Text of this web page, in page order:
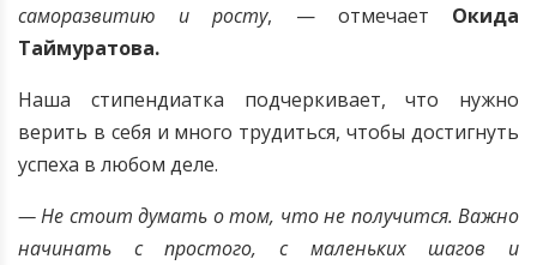
саморазвитию и росту, — отмечает Окида
Таймуратова.
Наша стипендиатка подчеркивает, что нужно
верить в себя и много трудиться, чтобы достигнуть
успеха в любом деле.
— Не стоит думать о том, что не получится. Важно
начинать с простого, с маленьких шагов и